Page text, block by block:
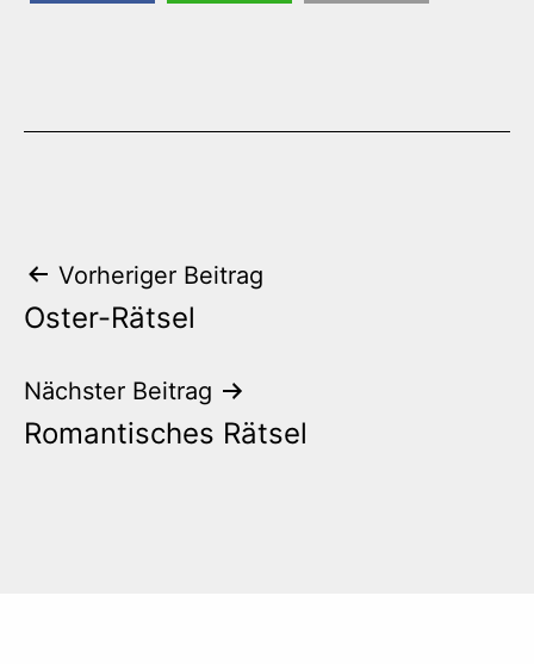
Beitrags-
Navigation
Vorheriger Beitrag
Oster-Rätsel
Nächster Beitrag
Romantisches Rätsel